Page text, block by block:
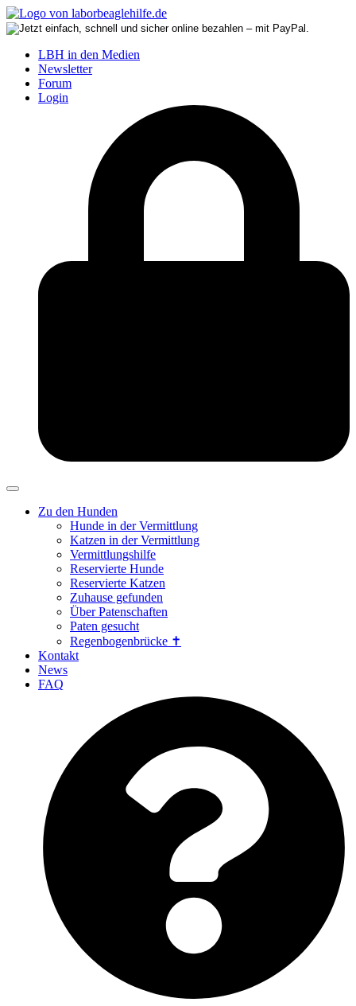
LBH in den Medien
Newsletter
Forum
Login
Zu den Hunden
Hunde in der Vermittlung
Katzen in der Vermittlung
Vermittlungshilfe
Reservierte Hunde
Reservierte Katzen
Zuhause gefunden
Über Patenschaften
Paten gesucht
Regenbogenbrücke ✝
Kontakt
News
FAQ